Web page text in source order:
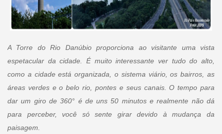
A Torre do Rio Danúbio proporciona ao visitante uma vista
espetacular da cidade. É muito interessante ver tudo do alto,
como a cidade está organizada, o sistema viário, os bairros, as
áreas verdes e o belo rio, pontes e seus canais. O tempo para
dar um giro de 360° é de uns 50 minutos e realmente não dá
para perceber, você só sente girar devido à mudança da
paisagem.